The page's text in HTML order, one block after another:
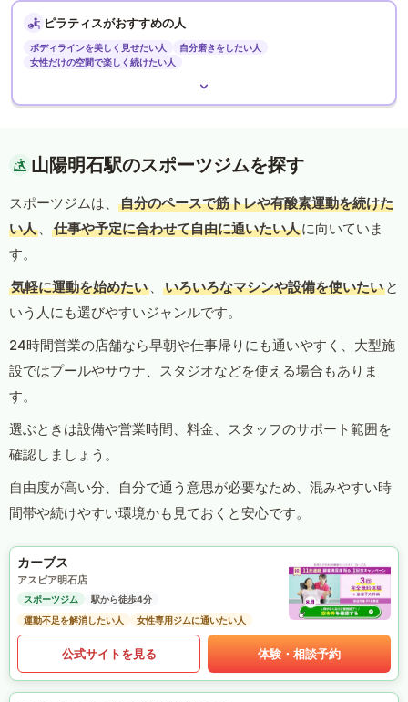
ピラティスがおすすめの人
ボディラインを美しく見せたい人
自分磨きをしたい人
女性だけの空間で楽しく続けたい人
山陽明石駅のスポーツジムを探す
スポーツジムは、
自分のペースで筋トレや有酸素運動を続けた
い人 、 仕事や予定に合わせて自由に通いたい人に向いていま
す。
気軽に運動を始めたい 、 いろいろなマシンや設備を使いたい と
いう人にも選びやすいジャンルです。
24時間営業の店舗なら早朝や仕事帰りにも通いやすく、大型施
設ではプールやサウナ、スタジオなどを使える場合もありま
す。
選ぶときは設備や営業時間、料金、スタッフのサポート範囲を
確認しましょう。
自由度が高い分、自分で通う意思が必要なため、混みやすい時
間帯や続けやすい環境かも見ておくと安心です。
カーブス
アスピア明石店
スポーツジム
駅から徒歩4分
運動不足を解消したい人
女性専用ジムに通いたい人
公式サイトを見る 体験・相談予約